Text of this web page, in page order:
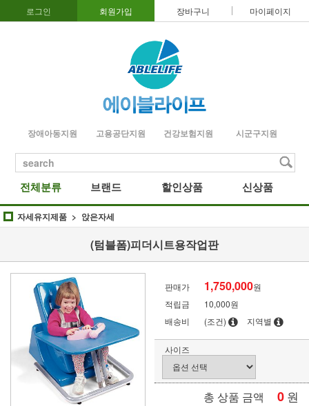
로그인 회원가입 장바구니 마이페이지
장애아동지원 고용공단지원 건강보험지원 시군구지원
search
전체분류 브랜드 할인상품 신상품
자세유지제품 앉은자세
(텀블폼)피더시트용작업판
판매가 1,750,000원
적립금
10,000원
배송비
(조건) 지역별
사이즈
총 상품 금액 0 원